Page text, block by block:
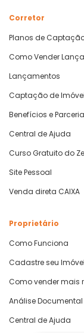
Corretor
Planos de
Como Vender
Lançamentos
Captação de
Benefícios e
Central de Ajuda
Curso Gratuito do
Site Pessoal
Venda direta CAIXA
Proprietário
Como Funciona
Cadastre seu Imóvel
Como vender mais
Análise Documental
Central de Ajuda